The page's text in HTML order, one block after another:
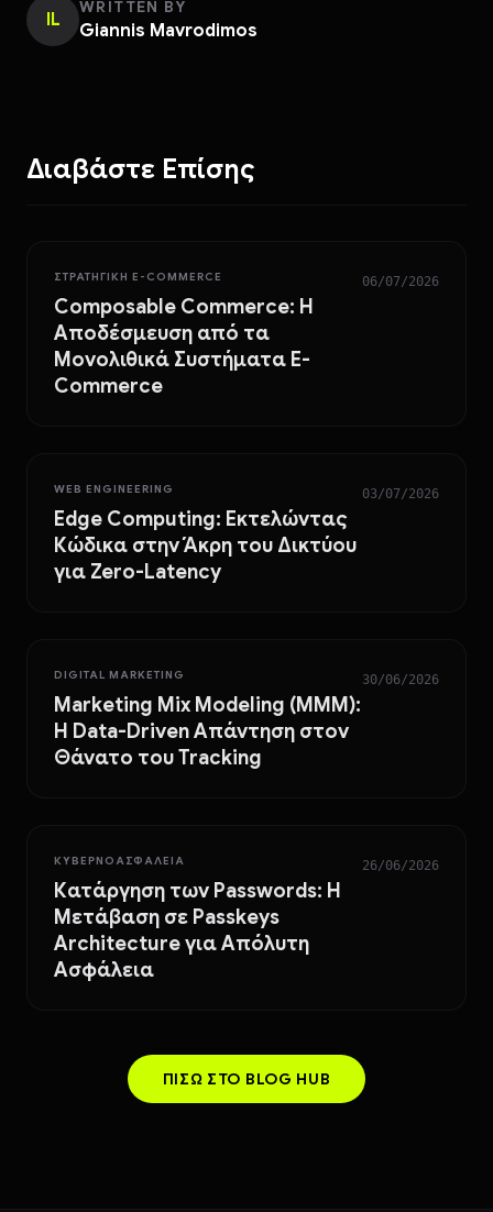
IL
WRITTEN BY
Giannis Mavrodimos
Διαβάστε Επίσης
ΣΤΡΑΤΗΓΙΚΉ E-COMMERCE
Composable Commerce: Η
Αποδέσμευση από τα
Μονολιθικά Συστήματα E-
Commerce
06/07/2026
WEB ENGINEERING
Edge Computing: Εκτελώντας
Κώδικα στην Άκρη του Δικτύου
για Zero-Latency
03/07/2026
DIGITAL MARKETING
Marketing Mix Modeling (MMM):
Η Data-Driven Απάντηση στον
Θάνατο του Tracking
30/06/2026
ΚΥΒΕΡΝΟΑΣΦΆΛΕΙΑ
Κατάργηση των Passwords: Η
Μετάβαση σε Passkeys
Architecture για Απόλυτη
Ασφάλεια
26/06/2026
ΠΊΣΩ ΣΤΟ BLOG HUB